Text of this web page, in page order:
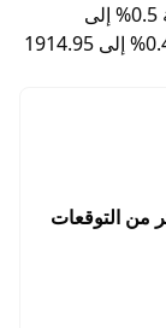
75.61 دولار للأوقية، بينما ارتفع البلاديوم بنسبة 0.5% إلى
1375.63 دولار، في حين تراجع البلاتين بنسبة 0.4% إلى 1914.95
من التوقعات